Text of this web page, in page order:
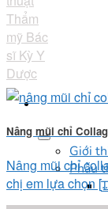
Giới
Phẫu
Nâng mũi chỉ
Nâng mũi chỉ
chị em lựa chọn